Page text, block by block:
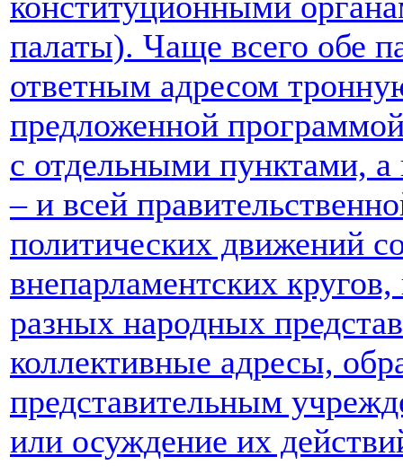
палаты). Чаще всего обе
ответным адресом
предложенной
с отдельными пунктами, а
– и всей
политических движений
внепарламентских
разных народных
коллективные адресы,
представительным
или осуждение их